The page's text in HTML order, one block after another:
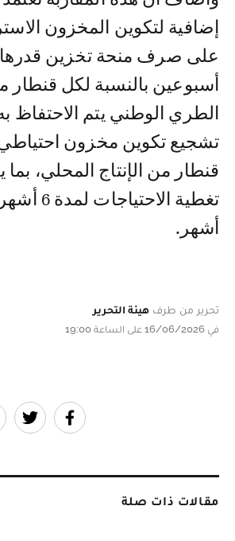
إضافية لتكوين المخزون
أسبوعين بالنسبة لكل قنطار
الطري الوطني يتم الاحتفاظ
قنطار من الإنتاج المحلي،
أشهر.
تحرير من طرف هيئة التحرير
في 16/06/2026 على الساعة 19:00
مقالات ذات صلة